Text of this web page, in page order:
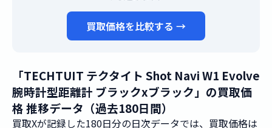
買取価格を比較する →
「TECHTUIT テクタイト Shot Navi W1 Evolve
腕時計型距離計 ブラックxブラック」の買取価
格 推移データ（過去180日間）
買取Xが記録した180日分の日次データでは、買取価格は